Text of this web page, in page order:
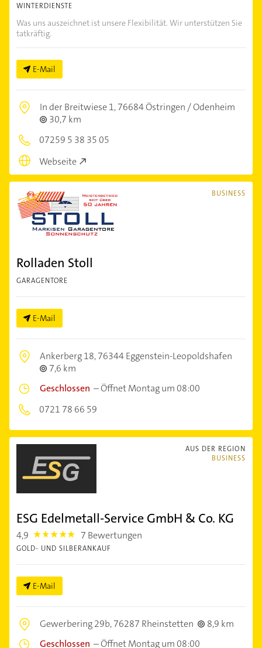
WINTERDIENSTE
Was uns auszeichnet ist unsere Flexibilität. Wir unterstützen Sie
tatkräftig.
E-Mail
In der Breitwiese 1,76684 Östringen / Odenheim
30,7 km
07259 5 38 35 05
Webseite
BUSINESS
Rolladen Stoll
GARAGENTORE
E-Mail
Ankerberg 18,76344 Eggenstein-Leopoldshafen
7,6 km
Geschlossen –Öffnet Montag um 08:00
0721 78 66 59
AUS DER REGION
BUSINESS
ESG Edelmetall-Service GmbH & Co. KG
4,9 4.9 7 Bewertungen
GOLD- UND SILBERANKAUF
E-Mail
Gewerbering 29b,76287 Rheinstetten
8,9 km
Geschlossen –Öffnet Montag um 08:00